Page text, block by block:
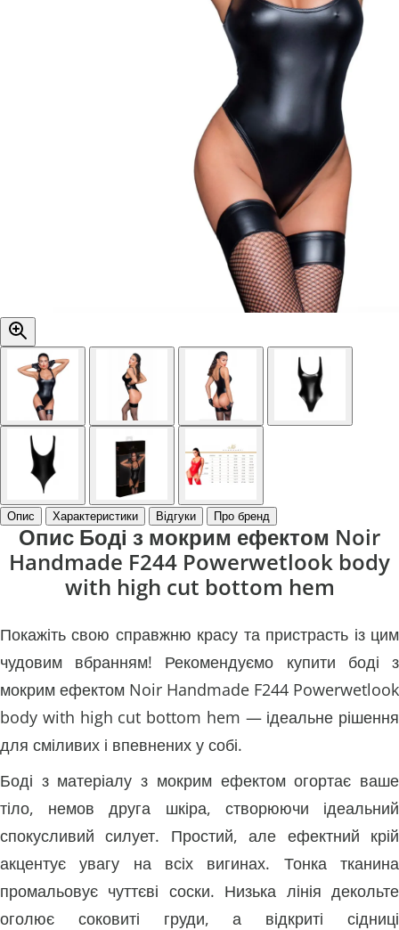
Опис Характеристики Відгуки Про бренд
Опис Боді з мокрим ефектом Noir
Handmade F244 Powerwetlook body
with high cut bottom hem
Покажіть свою справжню красу та пристрасть із цим
чудовим вбранням! Рекомендуємо купити боді з
мокрим ефектом Noir Handmade F244 Powerwetlook
body with high cut bottom hem — ідеальне рішення
для сміливих і впевнених у собі.
Боді з матеріалу з мокрим ефектом огортає ваше
тіло, немов друга шкіра, створюючи ідеальний
спокусливий силует. Простий, але ефектний крій
акцентує увагу на всіх вигинах. Тонка тканина
промальовує чуттєві соски. Низька лінія декольте
оголює соковиті груди, а відкриті сідниці